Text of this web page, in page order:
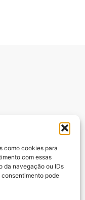
como cookies para
com essas
da navegação ou IDs
pode